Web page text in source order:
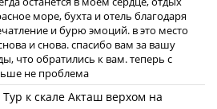
море, бухта и отель благодаря
и бурю эмоций. в это место
и снова. спасибо вам за вашу
что обратились к вам. теперь с
не проблема